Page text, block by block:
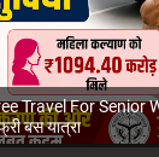
Travel For Senior
बस यात्रा